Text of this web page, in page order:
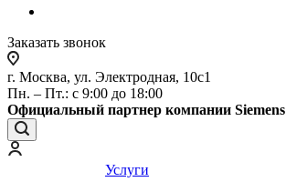
Заказать звонок
г. Москва, ул. Электродная, 10с1
Пн. – Пт.: с 9:00 до 18:00
Официальный партнер компании Siemens
Услуги